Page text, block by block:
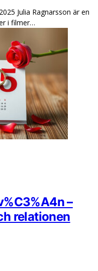
Julia Ragnarsson är en
i filmer…
–
relationen